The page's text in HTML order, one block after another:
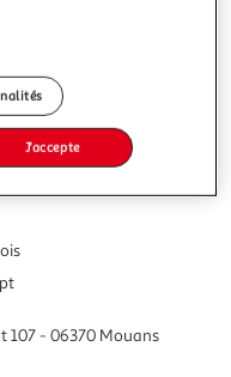
107 - 06370 Mouans
J'accepte